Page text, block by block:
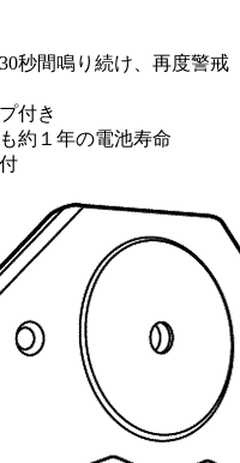
秒間鳴り続け、再度警戒
付き
約１年の電池寿命